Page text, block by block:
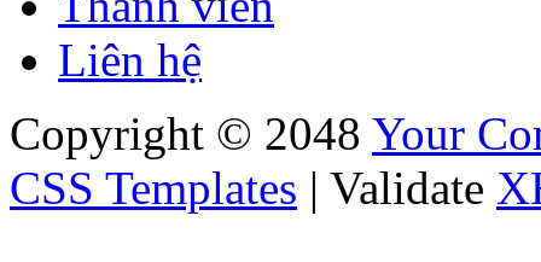
Liên hệ
Copyright © 2048 Your
CSS Templates | Validate